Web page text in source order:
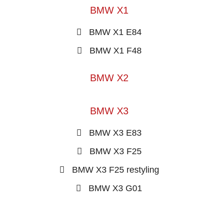
BMW X1
BMW X1 E84
BMW X1 F48
BMW X2
BMW X3
BMW X3 E83
BMW X3 F25
BMW X3 F25 restyling
BMW X3 G01